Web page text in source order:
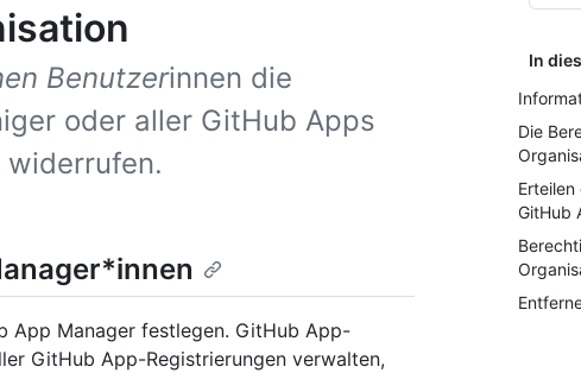
Benutzerinnen die
oder aller GitHub Apps
In
Die
GitHub
App Manager festlegen. GitHub App-
GitHub App-Registrierungen verwalten,